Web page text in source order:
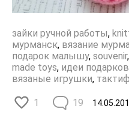
зайки ручной работы,
мурманск, вязание
подарок малышу, souvenir,
made toys, идеи подарков
вязаные игрушки,
1 19